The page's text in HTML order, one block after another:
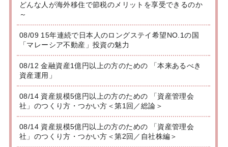
どんな人が海外移住で節税のメリットを享受できるのか
～
08/09 15年連続で日本人のロングステイ希望NO.1の国
「マレーシア不動産」投資の魅力
08/12 金融資産1億円以上の方のための 「本来あるべき
資産運用」
08/14 資産規模5億円以上の方のための 「資産管理会
社」のつくり方・つかい方＜第1回／総論＞
08/14 資産規模5億円以上の方のための 「資産管理会
社」のつくり方・つかい方＜第2回／自社株編＞